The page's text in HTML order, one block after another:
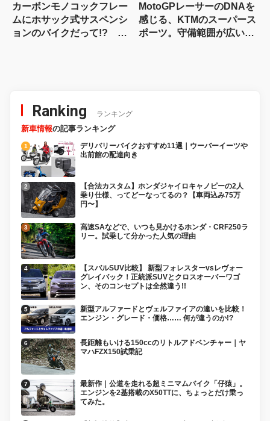
カーボンモノコックフレー
ムにホサック式サスペンシ
ョンのバイクだって!? ヴ
MotoGPレーサーのDNAを
感じる、KTMのスーパース
ポーツ。守備範囲が広い史
Ranking ランキング
新車情報の記事ランキング
デリバリーバイクおすすめ11選｜ウーバーイーツや
出前館の配達向き
【合法カスタム】ホンダジャイロキャノピーの2人
乗り仕様、ってどーなってるの？【車両込み75万
円〜】
高速SAなどで、いつも見かけるホンダ・CRF250ラ
リー。試乗して分かった人気の理由
【スバルSUV比較】 新型フォレスターvsレヴォー
グレイバック！正統派SUVとクロスオーバーワゴ
ン、そのコンセプトは全然違う!!
新型アルファードとヴェルファイアの違いを比較！
エンジン・グレード・価格…… 何が違うのか!?
長距離もいける150ccのリトルアドベンチャー｜ヤ
マハFZX150試乗記
最新作｜公道を走れる超ミニマムバイク「仔猿」。
エンジンを2基搭載のX50TTに、ちょっとだけ乗っ
てみた。